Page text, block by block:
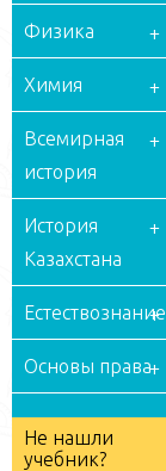
Физика
Химия
Всемирная
история
История
Казахстана
Естествознание
Основы права
Не нашли
учебник?